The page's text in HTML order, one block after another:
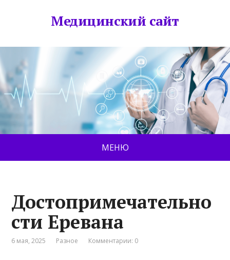
Медицинский сайт
МЕНЮ
Достопримечательно
сти Еревана
6 мая, 2025 Разное Комментарии: 0